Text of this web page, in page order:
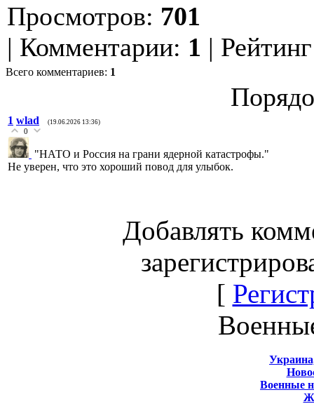
Просмотров: 701
| Комментарии: 1 | Рейтинг
Всего комментариев: 1
1 wlad (19.06.2026 13:36)
0
"НАТО и Россия на грани ядерной катастрофы."
Не уверен, что это хороший повод для улыбок.
Добавлять
[
Военные